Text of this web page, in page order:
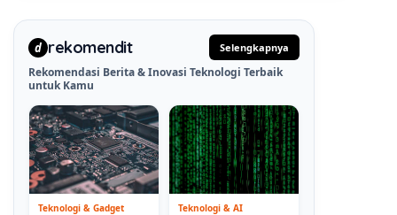
d rekomendit Selengkapnya
Rekomendasi Berita & Inovasi Teknologi Terbaik
untuk Kamu
Teknologi & Gadget
Teknologi & AI